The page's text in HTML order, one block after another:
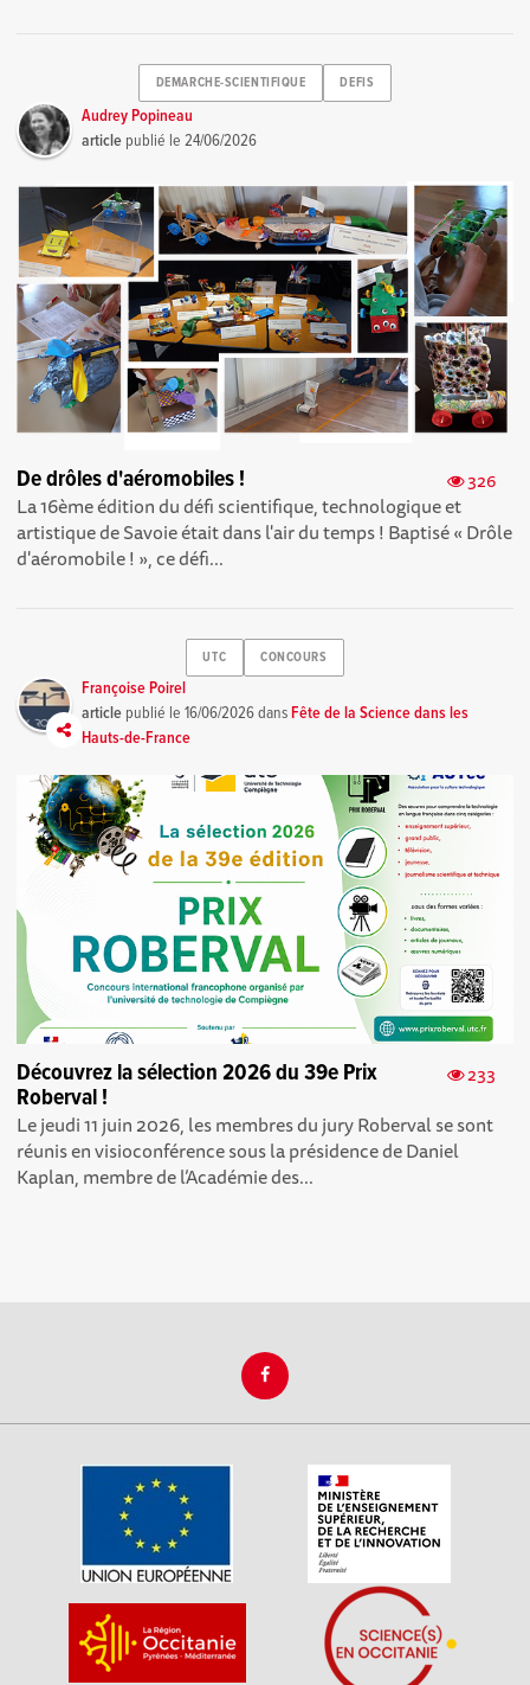
DEMARCHE-SCIENTIFIQUE DEFIS
Audrey Popineau
article publié le24/06/2026
326
De drôles d'aéromobiles !
La 16ème édition du défi scientifique, technologique et
artistique de Savoie était dans l'air du temps ! Baptisé « Drôle
d'aéromobile ! » , ce défi...
UTC CONCOURS
Françoise Poirel
article publié le16/06/2026dansFête de la Science dans les
Hauts-de-France
233
Découvrez la sélection 2026 du 39e Prix
Roberval !
Le jeudi 11 juin 2026, les membres du jury Roberval se sont
réunis en visioconférence sous la présidence de Daniel
Kaplan, membre de l’Académie des...